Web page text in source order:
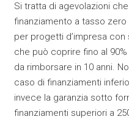
Si tratta di agevolazioni
finanziamento a tasso
per progetti d’impresa
che può coprire fino al
da rimborsare in 10 anni.
caso di finanziamenti
invece la garanzia sotto
finanziamenti superiori a